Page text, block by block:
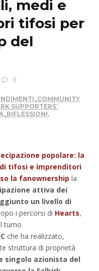
medi e
tifosi per
del
0
, COMMUNITY
SUPPORTERS’
, RIFLESSIONI,
popolare: la
tifosi e imprenditori
la fanownership la
attiva dei
un livello di
i percorsi di Hearts,
turno
che ha realizzato,
struttura di proprietà
singolo azionista del